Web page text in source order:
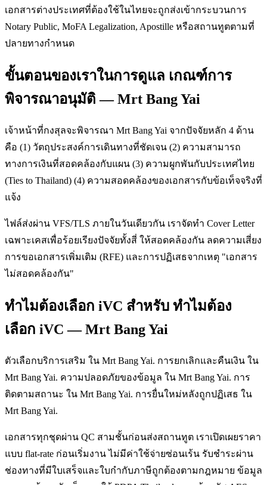
เอกสารต่างประเทศที่ต้องใช้ในไทยจะถูกส่งเข้ากระบวนการ
Notary Public, MoFA Legalization, Apostille หรือสถานทูตตามที่
ปลายทางกำหนด
ขั้นตอนของเราในการดูแล เกณฑ์การ
พิจารณาอนุมัติ — Mrt Bang Yai
เจ้าหน้าที่กงสุลจะพิจารณา Mrt Bang Yai จากปัจจัยหลัก 4 ด้าน
คือ (1) วัตถุประสงค์การเดินทางที่ชัดเจน (2) ความสามารถ
ทางการเงินที่สอดคล้องกับแผน (3) ความผูกพันกับประเทศไทย
(Ties to Thailand) (4) ความสอดคล้องของเอกสารกับข้อเท็จจริงที่
แจ้ง
ไฟล์ส่งผ่าน VFS/TLS ภายในวันเดียวกัน เราจัดทำ Cover Letter
เฉพาะเคสเพื่อร้อยเรียงปัจจัยทั้งสี่ ให้สอดคล้องกัน ลดความเสี่ยง
การขอเอกสารเพิ่มเติม (RFE) และการปฏิเสธจากเหตุ "เอกสาร
ไม่สอดคล้องกัน"
ทำไมต้องเลือก iVC สำหรับ ทำไมต้อง
เลือก iVC — Mrt Bang Yai
ตัวเลือกบริการเสริม ใน Mrt Bang Yai. การยกเลิกและคืนเงิน ใน
Mrt Bang Yai. ความปลอดภัยของข้อมูล ใน Mrt Bang Yai. การ
ติดตามสถานะ ใน Mrt Bang Yai. การยื่นใหม่หลังถูกปฏิเสธ ใน
Mrt Bang Yai.
เอกสารทุกชุดผ่าน QC สามชั้นก่อนส่งสถานทูต เราเปิดเผยราคา
แบบ flat-rate ก่อนเริ่มงาน ไม่มีค่าใช้จ่ายซ่อนเร้น รับชำระผ่าน
ช่องทางที่มีใบเสร็จและใบกำกับภาษีถูกต้องตามกฎหมาย ข้อมูล